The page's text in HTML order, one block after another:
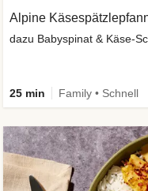
Alpine
dazu Babyspinat & Käse-
25 min Family • Schnell